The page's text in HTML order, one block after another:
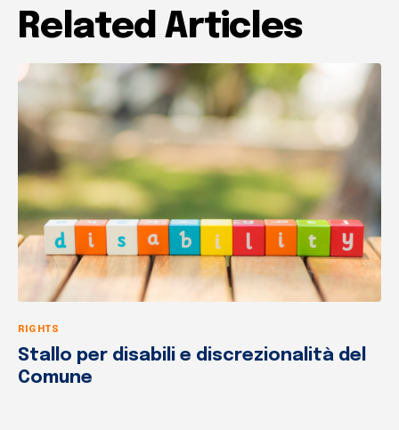
Related Articles
RIGHTS
Stallo per disabili e discrezionalità del
Comune